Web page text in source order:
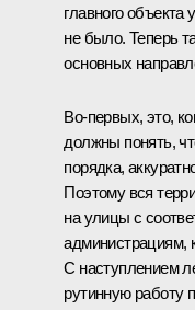
главного
не было. Теперь
основных
Во-первых, это,
должны понять,
порядка,
Поэтому вся
на улицы с
администрациям,
С наступлением
рутинную работу